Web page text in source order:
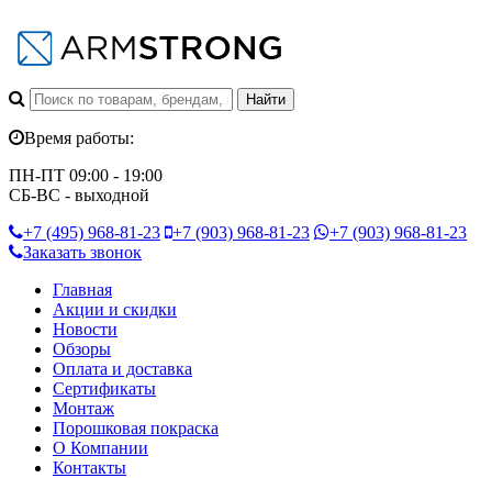
Время работы:
ПН-ПТ 09:00 - 19:00
СБ-ВС - выходной
+7 (495) 968-81-23 +7 (903) 968-81-23 +7 (903) 968-81-23
Заказать звонок
Главная
Акции и скидки
Новости
Обзоры
Оплата и доставка
Сертификаты
Монтаж
Порошковая покраска
О Компании
Контакты